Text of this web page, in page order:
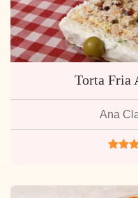
Torta Fria
Ana